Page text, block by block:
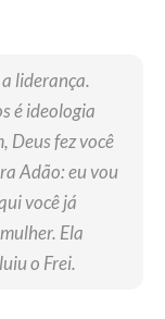
liderança.
é ideologia
Deus fez você
Adão: eu vou
você já
Ela
o Frei.